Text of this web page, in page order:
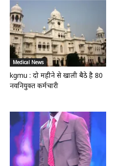
Medical News
kgmu : दो महीने से खाली बैठे है 80
नवनियुक्त कर्मचारी